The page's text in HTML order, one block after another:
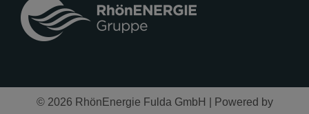
© 2026 RhönEnergie Fulda GmbH | Powered by